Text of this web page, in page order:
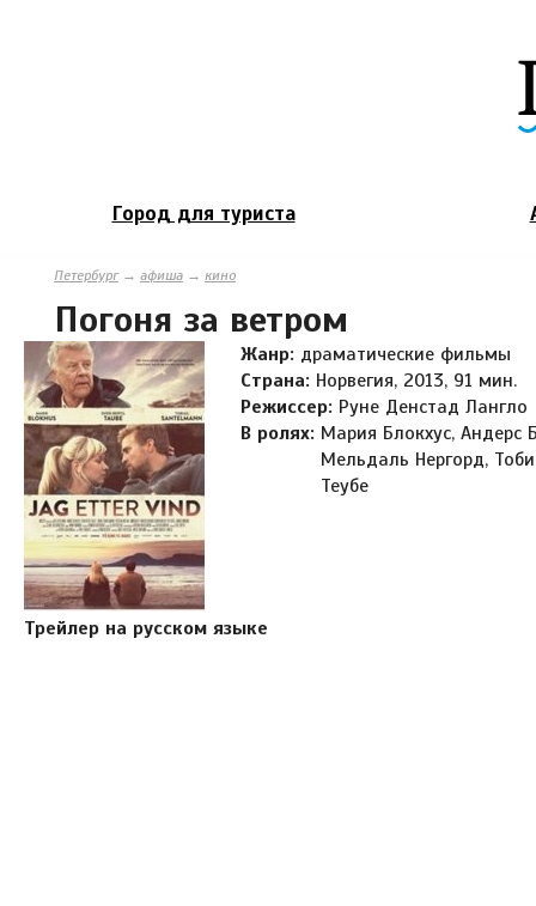
Город для туриста
Петербург→ афиша → кино
Погоня за ветром
Жанр: драматические фильмы
Страна: Норвегия, 2013, 91 мин.
Режиссер: Руне Денстад Лангло
В ролях: Мария Блокхус, Андерс
Мельдаль Нергорд,
Теубе
Трейлер на русском языке